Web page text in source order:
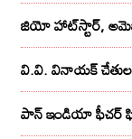
జియో హాట్‌స్టార్, అమెజాన్
వి.వి. వినాయక్
పాన్ ఇండియా ఫీచర్